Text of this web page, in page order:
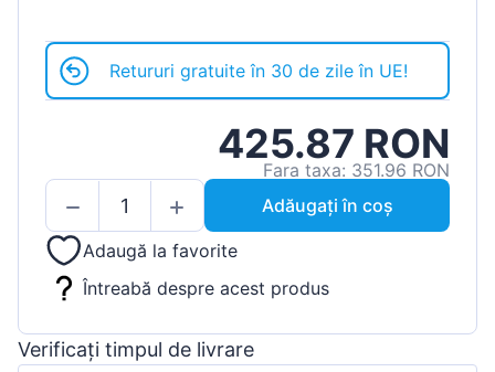
Retururi gratuite în 30 de zile în UE!
425.87 RON
Fara taxa: 351.96 RON
Adăugați în coș
Adaugă la favorite
Întreabă despre acest produs
Verificați timpul de livrare